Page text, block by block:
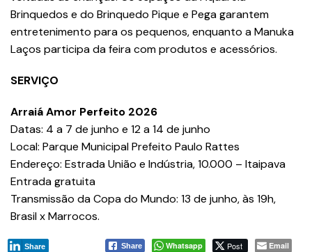
Brinquedos e do Brinquedo Pique e Pega garantem
entretenimento para os pequenos, enquanto a Manuka
Laços participa da feira com produtos e acessórios.
SERVIÇO
Arraiá Amor Perfeito 2026
Datas: 4 a 7 de junho e 12 a 14 de junho
Local: Parque Municipal Prefeito Paulo Rattes
Endereço: Estrada União e Indústria, 10.000 – Itaipava
Entrada gratuita
Transmissão da Copa do Mundo: 13 de junho, às 19h,
Brasil x Marrocos.
Share Whatsapp Post Email
Share